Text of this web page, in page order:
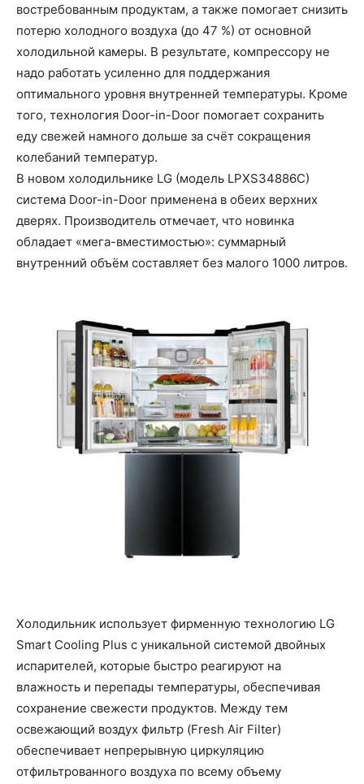
востребованным продуктам, а также помогает снизить
потерю холодного воздуха (до 47 %) от основной
холодильной камеры. В результате, компрессору не
надо работать усиленно для поддержания
оптимального уровня внутренней температуры. Кроме
того, технология Door-in-Door помогает сохранить
еду свежей намного дольше за счёт сокращения
колебаний температур.
В новом холодильнике LG (модель LPXS34886C)
система Door-in-Door применена в обеих верхних
дверях. Производитель отмечает, что новинка
обладает «мега-вместимостью»: суммарный
внутренний объём составляет без малого 1000 литров.
Холодильник использует фирменную технологию LG
Smart Cooling Plus с уникальной системой двойных
испарителей, которые быстро реагируют на
влажность и перепады температуры, обеспечивая
сохранение свежести продуктов. Между тем
освежающий воздух фильтр (Fresh Air Filter)
обеспечивает непрерывную циркуляцию
отфильтрованного воздуха по всему объему